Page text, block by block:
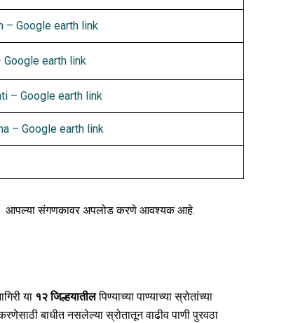
– Google earth link
Google earth link
– Google earth link
– Google earth link
आपल्या संगणकावर अपलोड करणे आवश्यक आहे.
या १२जिल्हयातीलपिण्याच्या पाण्याच्या स्रोतांच्या
बाधीत नसलेल्या स्रोतातून वाढीव पाणी पुरवठा